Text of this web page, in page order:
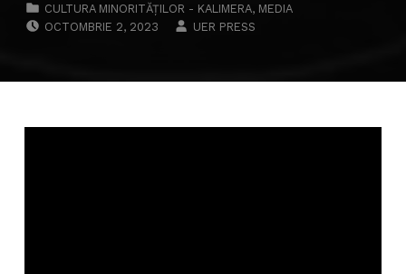
CULTURA MINORITĂȚILOR - KALIMERA, MEDIA
OCTOMBRIE 2, 2023
WRITTEN BY:
UER PRESS